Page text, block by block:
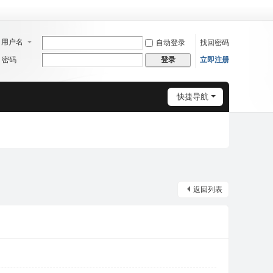
用户名 自动登录
找回密码
密码
登录 立即注册
快捷导航
返回列表